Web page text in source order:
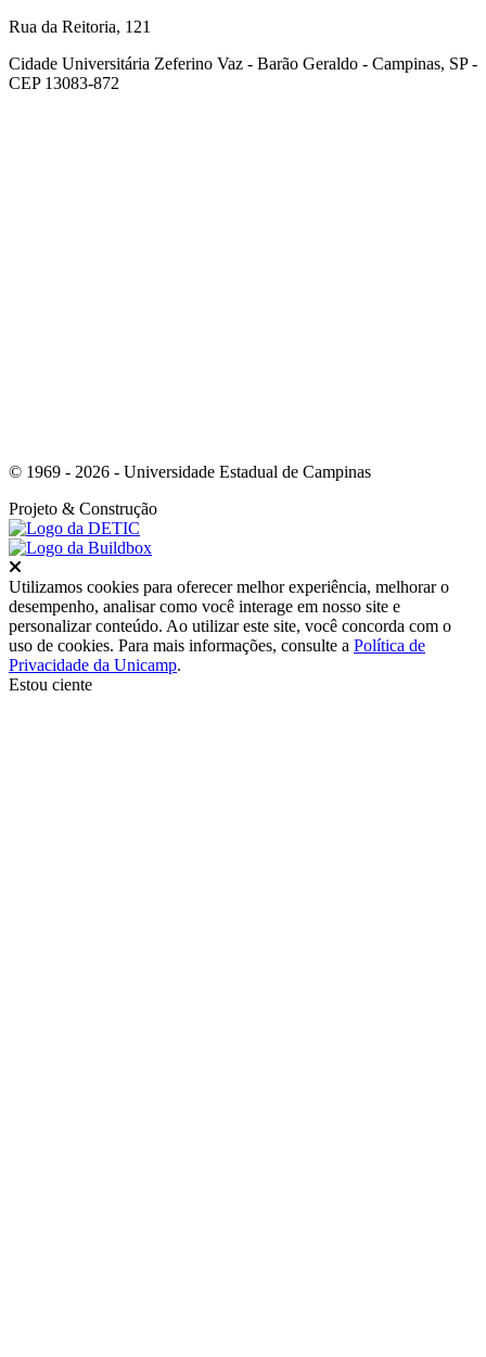
Rua da Reitoria, 121
Cidade Universitária Zeferino Vaz - Barão Geraldo - Campinas, SP -
CEP 13083-872
© 1969 - 2026 - Universidade Estadual de Campinas
Projeto & Construção
Utilizamos cookies para oferecer melhor experiência, melhorar o
desempenho, analisar como você interage em nosso site e
personalizar conteúdo. Ao utilizar este site, você concorda com o
uso de cookies. Para mais informações, consulte a Política de
Privacidade da Unicamp.
Estou ciente